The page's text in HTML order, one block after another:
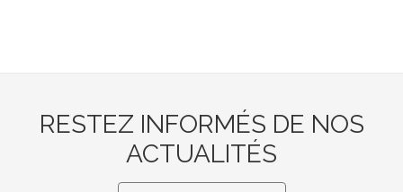
RESTEZ INFORMÉS DE NOS
ACTUALITÉS